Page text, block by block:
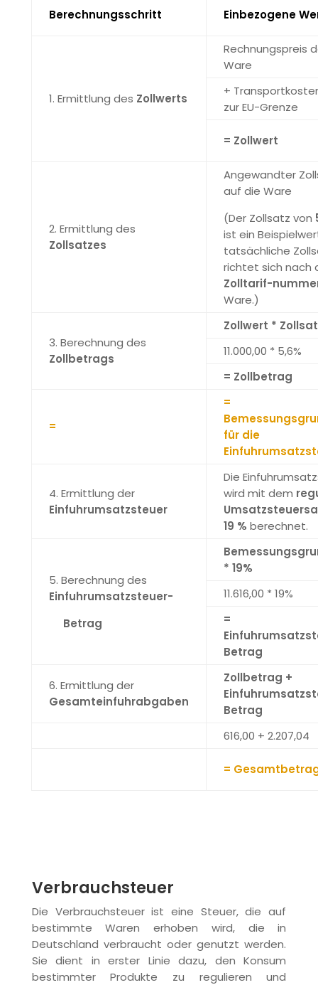
Berechnungsschritt Einbezogene
1. Ermittlung des Zollwerts
Rechnungspreis
Ware
+
zur EU-Grenze
= Zollwert
2. Ermittlung des
Zollsatzes
Angewandter
auf die Ware
(Der Zollsatz von
ist ein
tatsächliche
richtet sich nach
Zolltarif-
Ware.)
3. Berechnung des
Zollbetrags
Zollwert *
11.000,00 * 5,6%
= Zollbetrag
=
=
für die
4. Ermittlung der
Einfuhrumsatzsteuer
Die
wird mit dem
19 % berechnet.
5. Berechnung des
Einfuhrumsatzsteuer-
Betrag
* 19%
11.616,00 * 19%
=
Betrag
6. Ermittlung der
Gesamteinfuhrabgaben
Zollbetrag +
Betrag
616,00 + 2.207,04
=
Verbrauchsteuer
Die Verbrauchsteuer ist eine Steuer, die auf
bestimmte Waren erhoben wird, die in
Deutschland verbraucht oder genutzt werden.
Sie dient in erster Linie dazu, den Konsum
bestimmter Produkte zu regulieren und